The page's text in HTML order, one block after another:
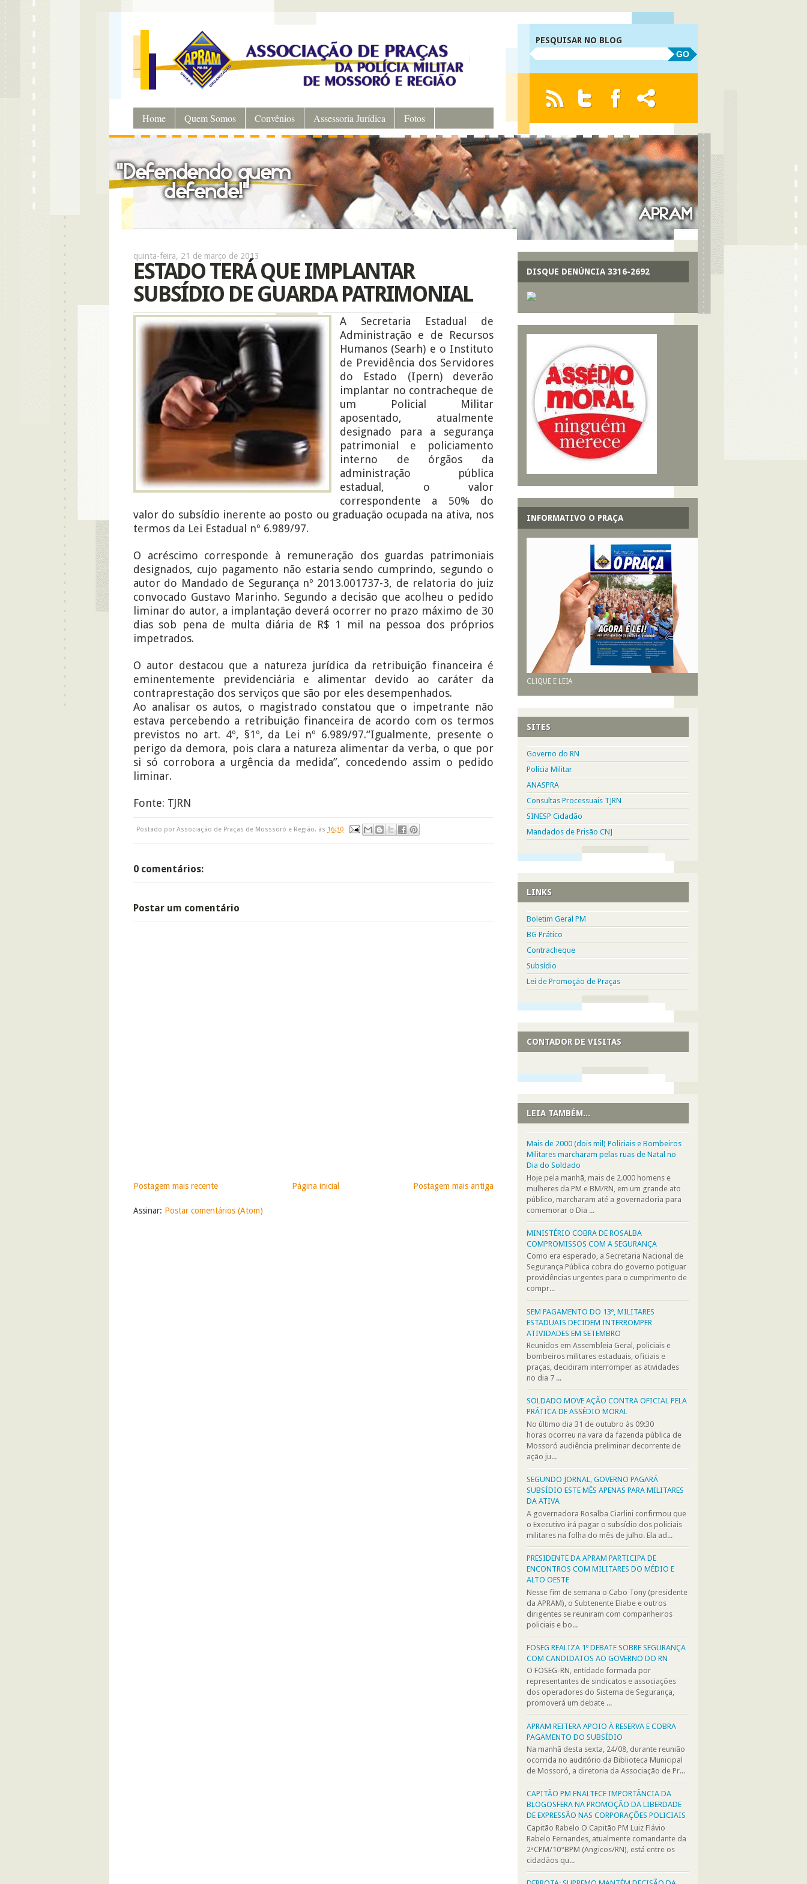
Home Quem Somos Convênios Assessoria Jurídica Fotos
PESQUISAR NO BLOG
GO
quinta-feira, 21 de março de 2013
ESTADO TERÁ QUE IMPLANTAR
SUBSÍDIO DE GUARDA PATRIMONIAL
A Secretaria Estadual de
Administração e de Recursos
Humanos (Searh) e o Instituto
de Previdência dos Servidores
do Estado (Ipern) deverão
implantar no contracheque de
um Policial Militar
aposentado, atualmente
designado para a segurança
patrimonial e policiamento
interno de órgãos da
administração pública
estadual, o valor
correspondente a 50% do
valor do subsídio inerente ao posto ou graduação ocupada na ativa, nos
termos da Lei Estadual nº 6.989/97.
O acréscimo corresponde à remuneração dos guardas patrimoniais
designados, cujo pagamento não estaria sendo cumprindo, segundo o
autor do Mandado de Segurança nº 2013.001737-3, de relatoria do juiz
convocado Gustavo Marinho. Segundo a decisão que acolheu o pedido
liminar do autor, a implantação deverá ocorrer no prazo máximo de 30
dias sob pena de multa diária de R$ 1 mil na pessoa dos próprios
impetrados.
O autor destacou que a natureza jurídica da retribuição financeira é
eminentemente previdenciária e alimentar devido ao caráter da
contraprestação dos serviços que são por eles desempenhados.
Ao analisar os autos, o magistrado constatou que o impetrante não
estava percebendo a retribuição financeira de acordo com os termos
previstos no art. 4º, §1º, da Lei nº 6.989/97.“Igualmente, presente o
perigo da demora, pois clara a natureza alimentar da verba, o que por
si só corrobora a urgência da medida”, concedendo assim o pedido
liminar.
Fonte: TJRN
Postado por Associação de Praças de Mosssoró e Região. às 16:30
0 comentários:
Postar um comentário
Postagem mais recente Postagem mais antiga
Página inicial
Assinar: Postar comentários (Atom)
DISQUE DENÚNCIA 3316-2692
INFORMATIVO O PRAÇA
CLIQUE E LEIA
SITES
Governo do RN
Polícia Militar
ANASPRA
Consultas Processuais TJRN
SINESP Cidadão
Mandados de Prisão CNJ
LINKS
Boletim Geral PM
BG Prático
Contracheque
Subsídio
Lei de Promoção de Praças
CONTADOR DE VISITAS
LEIA TAMBÉM...
Mais de 2000 (dois mil) Policiais e Bombeiros
Militares marcharam pelas ruas de Natal no
Dia do Soldado
Hoje pela manhã, mais de 2.000 homens e
mulheres da PM e BM/RN, em um grande ato
público, marcharam até a governadoria para
comemorar o Dia ...
MINISTÉRIO COBRA DE ROSALBA
COMPROMISSOS COM A SEGURANÇA
Como era esperado, a Secretaria Nacional de
Segurança Pública cobra do governo potiguar
providências urgentes para o cumprimento de
compr...
SEM PAGAMENTO DO 13º, MILITARES
ESTADUAIS DECIDEM INTERROMPER
ATIVIDADES EM SETEMBRO
Reunidos em Assembleia Geral, policiais e
bombeiros militares estaduais, oficiais e
praças, decidiram interromper as atividades
no dia 7 ...
SOLDADO MOVE AÇÃO CONTRA OFICIAL PELA
PRÁTICA DE ASSÉDIO MORAL
No último dia 31 de outubro às 09:30
horas ocorreu na vara da fazenda pública de
Mossoró audiência preliminar decorrente de
ação ju...
SEGUNDO JORNAL, GOVERNO PAGARÁ
SUBSÍDIO ESTE MÊS APENAS PARA MILITARES
DA ATIVA
A governadora Rosalba Ciarlini confirmou que
o Executivo irá pagar o subsídio dos policiais
militares na folha do mês de julho. Ela ad...
PRESIDENTE DA APRAM PARTICIPA DE
ENCONTROS COM MILITARES DO MÉDIO E
ALTO OESTE
Nesse fim de semana o Cabo Tony (presidente
da APRAM), o Subtenente Eliabe e outros
dirigentes se reuniram com companheiros
policiais e bo...
FOSEG REALIZA 1º DEBATE SOBRE SEGURANÇA
COM CANDIDATOS AO GOVERNO DO RN
O FOSEG-RN, entidade formada por
representantes de sindicatos e associações
dos operadores do Sistema de Segurança,
promoverá um debate ...
APRAM REITERA APOIO À RESERVA E COBRA
PAGAMENTO DO SUBSÍDIO
Na manhã desta sexta, 24/08, durante reunião
ocorrida no auditório da Biblioteca Municipal
de Mossoró, a diretoria da Associação de Pr...
CAPITÃO PM ENALTECE IMPORTÂNCIA DA
BLOGOSFERA NA PROMOÇÃO DA LIBERDADE
DE EXPRESSÃO NAS CORPORAÇÕES POLICIAIS
Capitão Rabelo O Capitão PM Luiz Flávio
Rabelo Fernandes, atualmente comandante da
2ªCPM/10°BPM (Angicos/RN), está entre os
cidadãos qu...